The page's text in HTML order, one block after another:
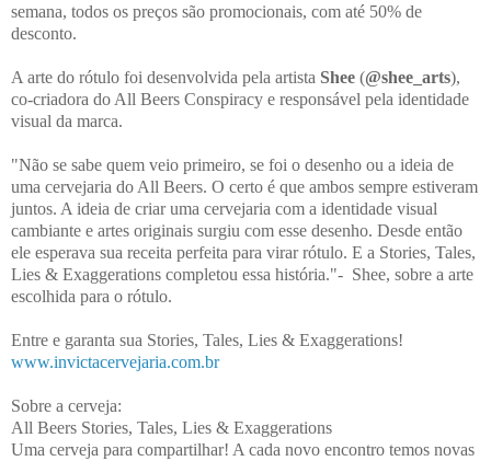
semana, todos os preços são promocionais, com até 50% de
desconto.
A arte do rótulo foi desenvolvida pela artista Shee (@shee_arts),
co-criadora do All Beers Conspiracy e responsável pela identidade
visual da marca.
"Não se sabe quem veio primeiro, se foi o desenho ou a ideia de
uma cervejaria do All Beers. O certo é que ambos sempre estiveram
juntos. A ideia de criar uma cervejaria com a identidade visual
cambiante e artes originais surgiu com esse desenho. Desde então
ele esperava sua receita perfeita para virar rótulo. E a Stories, Tales,
Lies & Exaggerations completou essa história."- Shee, sobre a arte
escolhida para o rótulo.
Entre e garanta sua Stories, Tales, Lies & Exaggerations!
www.invictacervejaria.com.br
Sobre a cerveja:
All Beers Stories, Tales, Lies & Exaggerations
Uma cerveja para compartilhar! A cada novo encontro temos novas